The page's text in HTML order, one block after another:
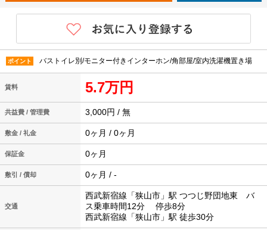
ポイント バストイレ別/モニター付きインターホン/角部屋/室内洗濯機置き場
賃料 5.7万円
共益費 / 管理費 3,000円 / 無
敷金 / 礼金 0ヶ月 / 0ヶ月
保証金 0ヶ月
敷引 / 償却 0ヶ月 / -
交通
西武新宿線「狭山市」駅 つつじ野団地東 バ
ス乗車時間12分 停歩8分
西武新宿線「狭山市」駅 徒歩30分